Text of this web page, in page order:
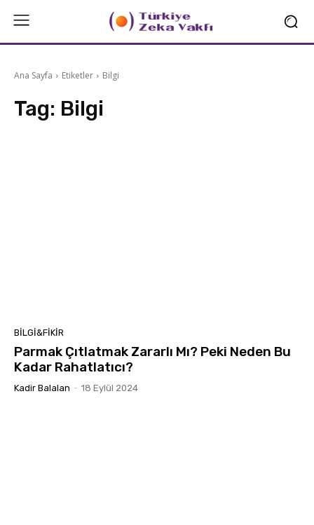
Ana Sayfa Etiketler Bilgi
Tag: Bilgi
BILGI&FIKIR
Parmak Çıtlatmak Zararlı Mı? Peki Neden Bu
Kadar Rahatlatıcı?
Kadir Balalan - 18 Eylül 2024